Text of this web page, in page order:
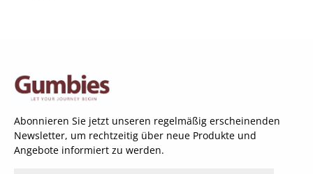
Abonnieren Sie jetzt unseren regelmäßig erscheinenden
Newsletter, um rechtzeitig über neue Produkte und
Angebote informiert zu werden.